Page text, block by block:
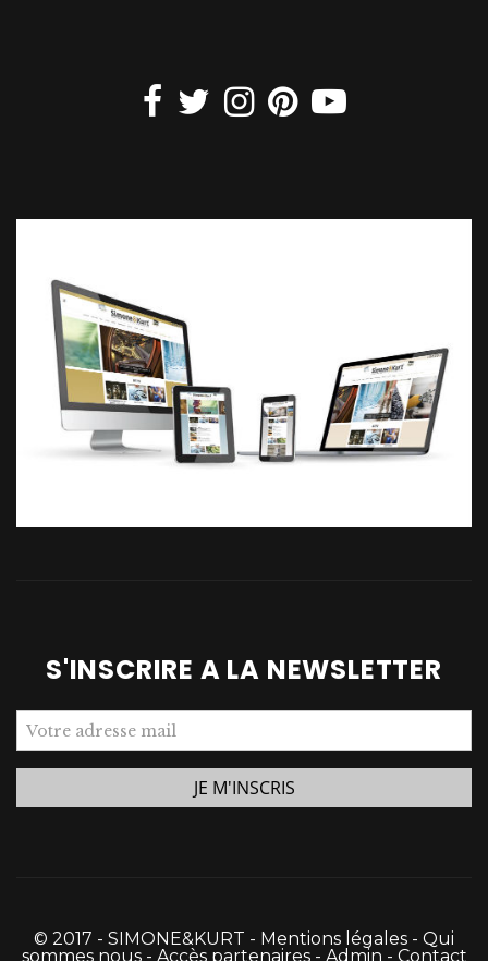
S'INSCRIRE A LA NEWSLETTER
© 2017 - SIMONE&KURT - Mentions légales - Qui
sommes nous- Accès partenaires- Admin - Contact